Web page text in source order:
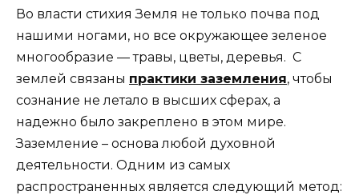
Во власти стихия Земля не только почва под
нашими ногами, но все окружающее зеленое
многообразие — травы, цветы, деревья. С
землей связаны практики заземления, чтобы
сознание не летало в высших сферах, а
надежно было закреплено в этом мире.
Заземление – основа любой духовной
деятельности. Одним из самых
распространенных является следующий метод: